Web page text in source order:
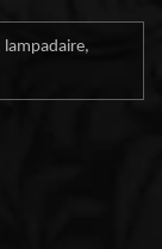
lampadaire,